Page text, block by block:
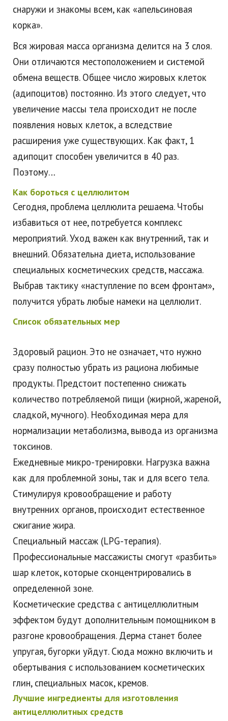
снаружи и знакомы всем, как «апельсиновая
корка».
Вся жировая масса организма делится на 3 слоя.
Они отличаются местоположением и системой
обмена веществ. Общее число жировых клеток
(адипоцитов) постоянно. Из этого следует, что
увеличение массы тела происходит не после
появления новых клеток, а вследствие
расширения уже существующих. Как факт, 1
адипоцит способен увеличится в 40 раз.
Поэтому…
Как бороться с целлюлитом
Сегодня, проблема целлюлита решаема. Чтобы
избавиться от нее, потребуется комплекс
мероприятий. Уход важен как внутренний, так и
внешний. Обязательна диета, использование
специальных косметических средств, массажа.
Выбрав тактику «наступление по всем фронтам»,
получится убрать любые намеки на целлюлит.
Список обязательных мер
Здоровый рацион. Это не означает, что нужно
сразу полностью убрать из рациона любимые
продукты. Предстоит постепенно снижать
количество потребляемой пищи (жирной, жареной,
сладкой, мучного). Необходимая мера для
нормализации метаболизма, вывода из организма
токсинов.
Ежедневные микро-тренировки. Нагрузка важна
как для проблемной зоны, так и для всего тела.
Стимулируя кровообращение и работу
внутренних органов, происходит естественное
сжигание жира.
Специальный массаж (LPG-терапия).
Профессиональные массажисты смогут «разбить»
шар клеток, которые сконцентрировались в
определенной зоне.
Косметические средства с антицеллюлитным
эффектом будут дополнительным помощником в
разгоне кровообращения. Дерма станет более
упругая, бугорки уйдут. Сюда можно включить и
обертывания с использованием косметических
глин, специальных масок, кремов.
Лучшие ингредиенты для изготовления
антицеллюлитных средств